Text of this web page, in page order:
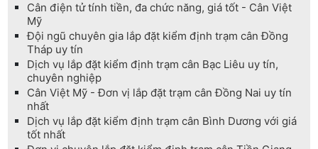
Cân điện tử tính tiền, đa chức năng, giá tốt - Cân Việt
Mỹ
Đội ngũ chuyên gia lắp đặt kiểm định trạm cân Đồng
Tháp uy tín
Dịch vụ lắp đặt kiểm định trạm cân Bạc Liêu uy tín,
chuyên nghiệp
Cân Việt Mỹ - Đơn vị lắp đặt trạm cân Đồng Nai uy tín
nhất
Dịch vụ lắp đặt kiểm định trạm cân Bình Dương với giá
tốt nhất